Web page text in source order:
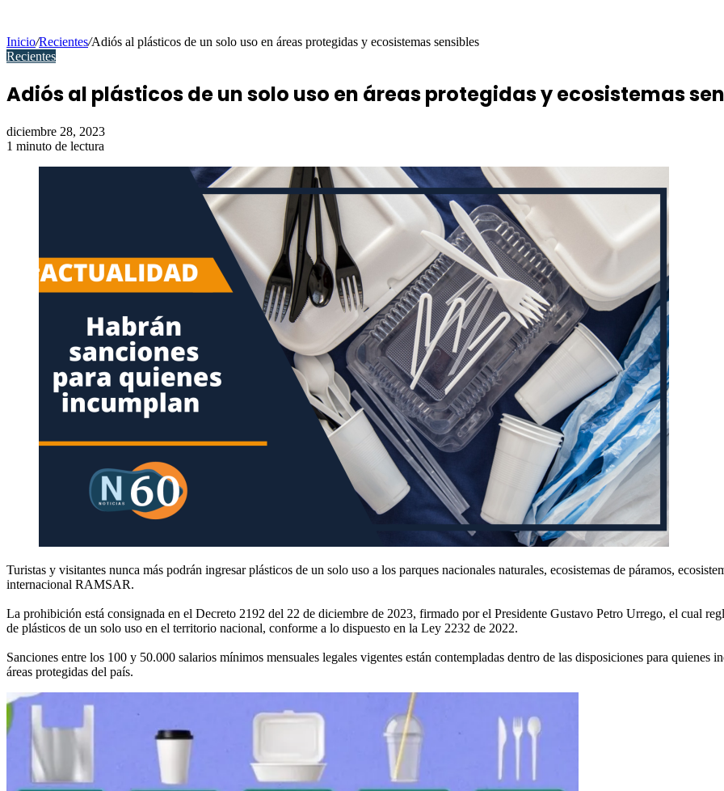
Inicio/Recientes/Adiós al plásticos de un solo uso en áreas protegidas y ecosistemas sensibles
Recientes
Adiós al plásticos de un solo uso en áreas protegidas y ecosistemas
diciembre 28, 2023
1 minuto de lectura
Turistas y visitantes nunca más podrán ingresar plásticos de un solo uso a los parques nacionales naturales, ecosistemas de páramos,
internacional RAMSAR.
La prohibición está consignada en el Decreto 2192 del 22 de diciembre de 2023, firmado por el Presidente Gustavo Petro Urrego, el cual
de plásticos de un solo uso en el territorio nacional, conforme a lo dispuesto en la Ley 2232 de 2022.
Sanciones entre los 100 y 50.000 salarios mínimos mensuales legales vigentes están contempladas dentro de las disposiciones para
áreas protegidas del país.